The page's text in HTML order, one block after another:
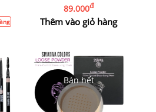
89.000đ
Thêm vào giỏ hàng